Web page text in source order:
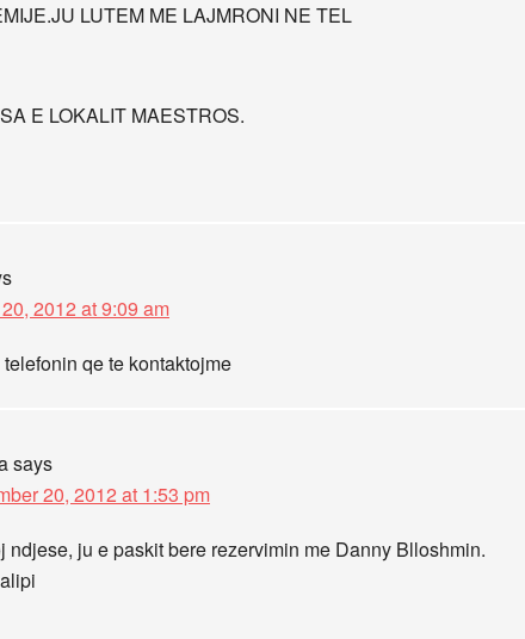
LUTEM ME LAJMRONI NE TEL
E LOKALIT MAESTROS.
2012 at 9:09 am
qe te kontaktojme
says
20, 2012 at 1:53 pm
ndjese, ju e paskit bere rezervimin me Danny Blloshmin.